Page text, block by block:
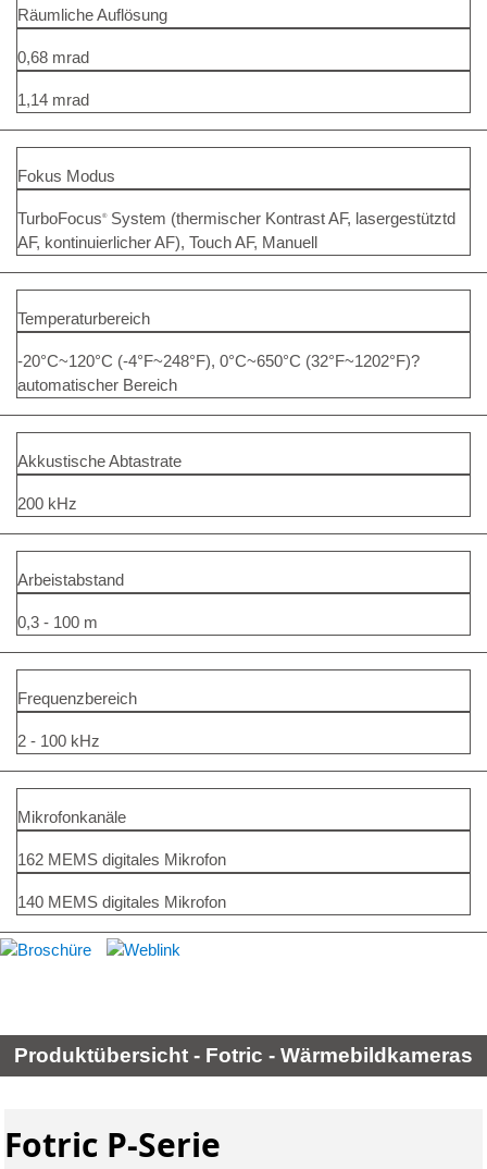
Räumliche Auflösung
0,68 mrad
1,14 mrad
Fokus Modus
TurboFocus®System (thermischer Kontrast AF, lasergestütztd
AF, kontinuierlicher AF), Touch AF, Manuell
Temperaturbereich
-20°C~120°C (-4°F~248°F), 0°C~650°C (32°F~1202°F)?
automatischer Bereich
Akkustische Abtastrate
200 kHz
Arbeistabstand
0,3 - 100 m
Frequenzbereich
2 - 100 kHz
Mikrofonkanäle
162 MEMS digitales Mikrofon
140 MEMS digitales Mikrofon
Produktübersicht - Fotric - Wärmebildkameras
Fotric P-Serie